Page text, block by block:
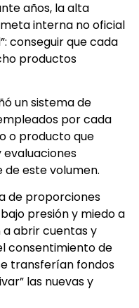
años, la alta
interna no oficial
conseguir que cada
productos
un sistema de
por cada
o producto que
evaluaciones
este volumen.
de proporciones
presión y miedo a
abrir cuentas y
consentimiento de
transferían fondos
las nuevas y